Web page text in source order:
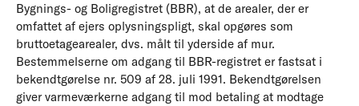
Bygnings- og Boligregistret (BBR), at de arealer, der er
omfattet af ejers oplysningspligt, skal opgøres som
bruttoetagearealer, dvs. målt til yderside af mur.
Bestemmelserne om adgang til BBR-registret er fastsat i
bekendtgørelse nr. 509 af 28. juli 1991. Bekendtgørelsen
giver varmeværkerne adgang til mod betaling at modtage